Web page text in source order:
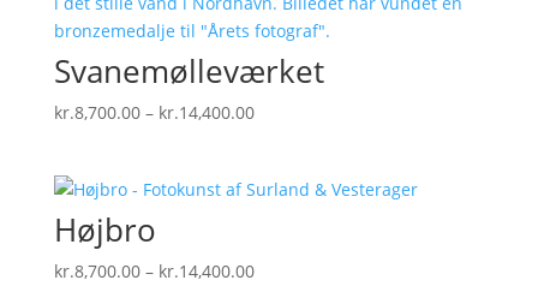
Svanemølleværket
kr.8,700.00 – kr.14,400.00Prisinterval:
kr.14,400.00
Højbro
kr.8,700.00 – kr.14,400.00Prisinterval: